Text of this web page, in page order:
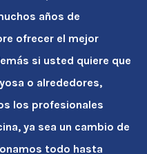
años de
ofrecer el mejor
si usted quiere que
o alrededores,
los profesionales
ya sea un cambio de
todo hasta